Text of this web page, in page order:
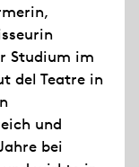
Studium im
del Teatre in
und
bei